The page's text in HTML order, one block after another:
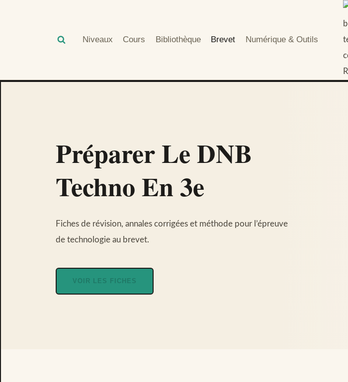
Niveaux Cours Bibliothèque Brevet Numérique & Outils
Préparer Le DNB
Techno En 3e
Fiches de révision, annales corrigées et méthode pour l’épreuve
de technologie au brevet.
VOIR LES FICHES